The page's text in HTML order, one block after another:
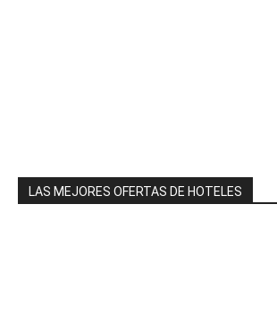
LAS MEJORES OFERTAS DE HOTELES